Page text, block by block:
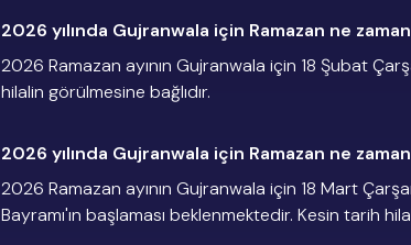
2026 yılında Gujranwala için Ramazan ne
2026 Ramazan ayının Gujranwala için 18 Şubat
hilalin görülmesine bağlıdır.
2026 yılında Gujranwala için Ramazan ne
2026 Ramazan ayının Gujranwala için 18 Mart
Bayramı'ın başlaması beklenmektedir. Kesin tarih